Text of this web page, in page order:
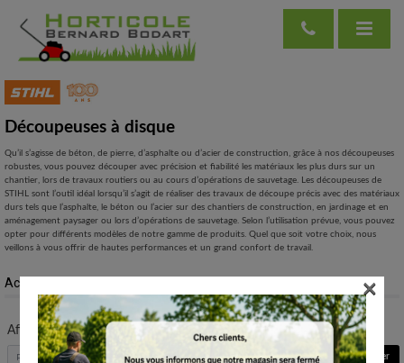
Découpeuses à disque
Qu’il s’agisse de béton, de pierre, d’asphalte ou d’acier de construction, grâce à nos découpeuses
robustes, vous pouvez découper avec précision et fiabilité les matériaux les plus durs sur un
chantier, lors de travaux routiers ou au cours d’opérations de sauvetage. Les découpeuses de
STIHL sont l’outil idéal lorsqu’il s’agit de réaliser des travaux de découpe précis avec des matériaux
durs tels que l’asphalte, le béton ou l’acier sur des chantiers de construction, en jardinage et en
aménagement paysager ou lors d’opérations de sauvetage. Selon l’utilisation prévue, vous pouvez
opter pour différents modèles de notre gamme de produits. Quel que soit votre choix, nous
veillons à vous offrir de hautes performances et un grand confort de travail.
Accueil
Affichage1à10de résultats
Aller
×